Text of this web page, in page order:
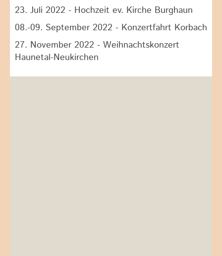
23. Juli 2022 - Hochzeit ev. Kirche Burghaun
08.-09. September 2022 - Konzertfahrt Korbach
27. November 2022 - Weihnachtskonzert
Haunetal-Neukirchen